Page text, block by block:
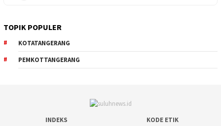
TOPIK POPULER
KOTATANGERANG
PEMKOTTANGERANG
INDEKS KODE ETIK